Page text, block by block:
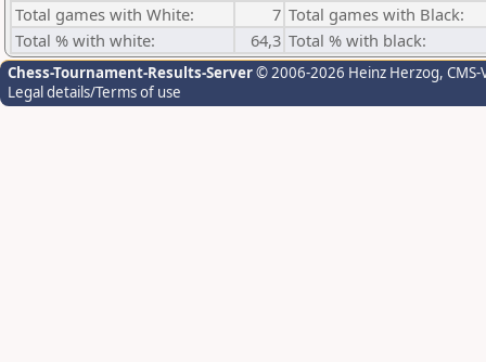
Total games with White:
7 Total games with Black:
Total % with white:
64,3 Total % with black:
Chess-Tournament-Results-Server© 2006-2026 Heinz Herzog,
Legal details/Terms of use